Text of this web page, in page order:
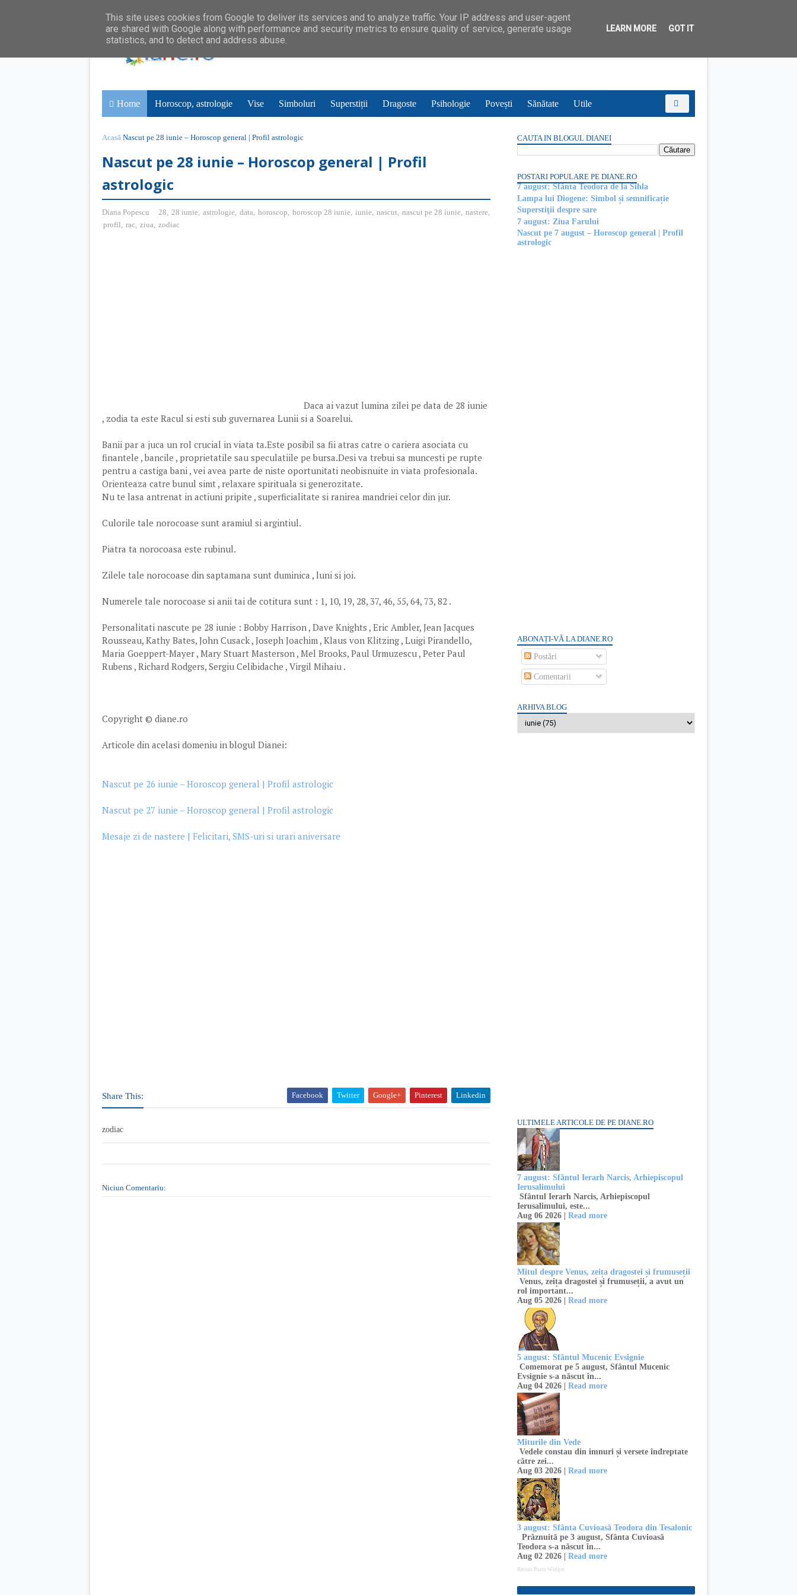
Home Horoscop, astrologie Vise Simboluri Superstiții Dragoste Psihologie Povești Sănătate Utile
Acasă Nascut pe 28 iunie – Horoscop general | Profil astrologic
Nascut pe 28 iunie – Horoscop general | Profil
astrologic
Diana Popescu 28, 28 iunie, astrologie, data, horoscop, horoscop 28 iunie, iunie, nascut, nascut pe 28 iunie, nastere,
profil, rac, ziua, zodiac
Daca ai vazut lumina zilei pe data de 28 iunie
, zodia ta este Racul si esti sub guvernarea Lunii si a Soarelui.
Banii par a juca un rol crucial in viata ta.Este posibil sa fii atras catre o cariera asociata cu
finantele , bancile , proprietatile sau speculatiile pe bursa.Desi va trebui sa muncesti pe rupte
pentru a castiga bani , vei avea parte de niste oportunitati neobisnuite in viata profesionala.
Orienteaza catre bunul simt , relaxare spirituala si generozitate.
Nu te lasa antrenat in actiuni pripite , superficialitate si ranirea mandriei celor din jur.
Culorile tale norocoase sunt aramiul si argintiul.
Piatra ta norocoasa este rubinul.
Zilele tale norocoase din saptamana sunt duminica , luni si joi.
Numerele tale norocoase si anii tai de cotitura sunt : 1, 10, 19, 28, 37, 46, 55, 64, 73, 82 .
Personalitati nascute pe 28 iunie : Bobby Harrison , Dave Knights , Eric Ambler, Jean Jacques
Rousseau, Kathy Bates, John Cusack , Joseph Joachim , Klaus von Klitzing , Luigi Pirandello,
Maria Goeppert-Mayer , Mary Stuart Masterson , Mel Brooks, Paul Urmuzescu , Peter Paul
Rubens , Richard Rodgers, Sergiu Celibidache , Virgil Mihaiu .
Copyright © diane.ro
Articole din acelasi domeniu in blogul Dianei:
Nascut pe 26 iunie – Horoscop general | Profil astrologic
Nascut pe 27 iunie – Horoscop general | Profil astrologic
Mesaje zi de nastere | Felicitari, SMS-uri si urari aniversare
Share This: Facebook Twitter Google+ Pinterest Linkedin
zodiac
Niciun Comentariu:
CAUTA IN BLOGUL DIANEI
POSTARI POPULARE PE DIANE.RO
7 august: Sfânta Teodora de la Sihla
Lampa lui Diogene: Simbol și semnificație
Superstiţii despre sare
7 august: Ziua Farului
Nascut pe 7 august – Horoscop general | Profil
astrologic
ABONAȚI-VĂ LA DIANE.RO
Postări
Comentarii
ARHIVA BLOG
ULTIMELE ARTICOLE DE PE DIANE.RO
7 august: Sfântul Ierarh Narcis, Arhiepiscopul
Ierusalimului
Sfântul Ierarh Narcis, Arhiepiscopul
Ierusalimului, este...
Aug 06 2026 | Read more
Mitul despre Venus, zeița dragostei și frumuseții
Venus, zeița dragostei și frumuseții, a avut un
rol important...
Aug 05 2026 | Read more
5 august: Sfântul Mucenic Evsignie
Comemorat pe 5 august, Sfântul Mucenic
Evsignie s-a născut în...
Aug 04 2026 | Read more
Miturile din Vede
Vedele constau din imnuri și versete îndreptate
către zei...
Aug 03 2026 | Read more
3 august: Sfânta Cuvioasă Teodora din Tesalonic
Prăznuită pe 3 august, Sfânta Cuvioasă
Teodora s-a născut în...
Aug 02 2026 | Read more
Recent Posts Widget
This site uses cookies from Google to deliver its services and to analyze traffic. Your IP address and user-agent
are shared with Google along with performance and security metrics to ensure quality of service, generate usage
statistics, and to detect and address abuse.
LEARN MORE GOT IT